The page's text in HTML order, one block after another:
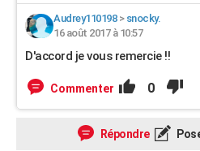
Audrey110198> snocky.
16 août 2017 à 10:57
D'accord je vous remercie !!
Commenter 0
Répondre